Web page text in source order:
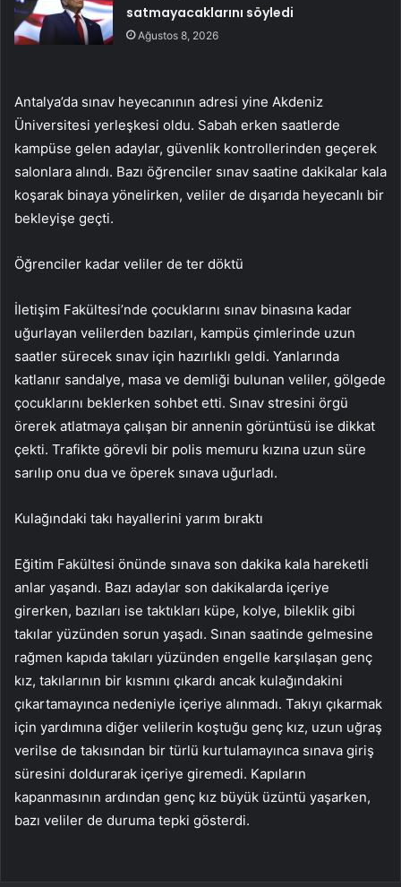
satmayacaklarını söyledi
Ağustos 8, 2026
Antalya’da sınav heyecanının adresi yine Akdeniz
Üniversitesi yerleşkesi oldu. Sabah erken saatlerde
kampüse gelen adaylar, güvenlik kontrollerinden geçerek
salonlara alındı. Bazı öğrenciler sınav saatine dakikalar kala
koşarak binaya yönelirken, veliler de dışarıda heyecanlı bir
bekleyişe geçti.
Öğrenciler kadar veliler de ter döktü
İletişim Fakültesi’nde çocuklarını sınav binasına kadar
uğurlayan velilerden bazıları, kampüs çimlerinde uzun
saatler sürecek sınav için hazırlıklı geldi. Yanlarında
katlanır sandalye, masa ve demliği bulunan veliler, gölgede
çocuklarını beklerken sohbet etti. Sınav stresini örgü
örerek atlatmaya çalışan bir annenin görüntüsü ise dikkat
çekti. Trafikte görevli bir polis memuru kızına uzun süre
sarılıp onu dua ve öperek sınava uğurladı.
Kulağındaki takı hayallerini yarım bıraktı
Eğitim Fakültesi önünde sınava son dakika kala hareketli
anlar yaşandı. Bazı adaylar son dakikalarda içeriye
girerken, bazıları ise taktıkları küpe, kolye, bileklik gibi
takılar yüzünden sorun yaşadı. Sınan saatinde gelmesine
rağmen kapıda takıları yüzünden engelle karşılaşan genç
kız, takılarının bir kısmını çıkardı ancak kulağındakini
çıkartamayınca nedeniyle içeriye alınmadı. Takıyı çıkarmak
için yardımına diğer velilerin koştuğu genç kız, uzun uğraş
verilse de takısından bir türlü kurtulamayınca sınava giriş
süresini doldurarak içeriye giremedi. Kapıların
kapanmasının ardından genç kız büyük üzüntü yaşarken,
bazı veliler de duruma tepki gösterdi.